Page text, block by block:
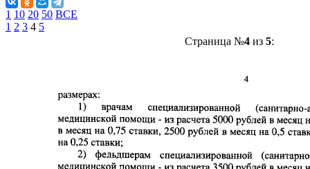
1 10 20 50 ВСЕ
1 2 3 4 5
Страница №4из 5: